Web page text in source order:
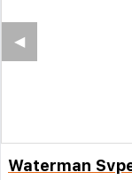
◀︎
Waterman